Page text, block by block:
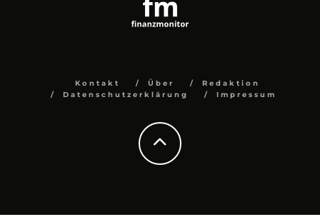
Kontakt Über
Redaktion
Datenschutzerklärung
Impressum